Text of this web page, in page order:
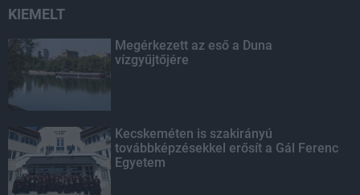
KIEMELT
Megérkezett az eső a Duna
vízgyűjtőjére
Kecskeméten is szakirányú
továbbképzésekkel erősít a Gál Ferenc
Egyetem